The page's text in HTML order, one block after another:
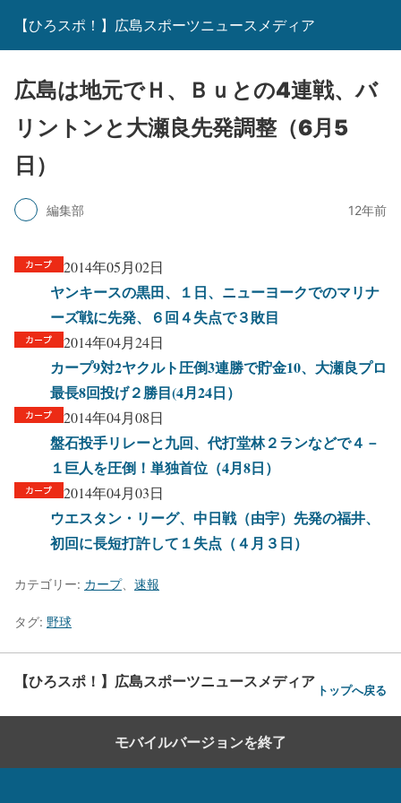
【ひろスポ！】広島スポーツニュースメディア
広島は地元でＨ、Ｂｕとの4連戦、バ
リントンと大瀬良先発調整（6月5
日）
編集部 12年前
2014年05月02日
ヤンキースの黒田、１日、ニューヨークでのマリナ
ーズ戦に先発、６回４失点で３敗目
2014年04月24日
カープ9対2ヤクルト圧倒3連勝で貯金10、大瀬良プロ
最長8回投げ２勝目(4月24日）
2014年04月08日
盤石投手リレーと九回、代打堂林２ランなどで４－
１巨人を圧倒！単独首位（4月8日）
2014年04月03日
ウエスタン・リーグ、中日戦（由宇）先発の福井、
初回に長短打許して１失点（４月３日）
カテゴリー: カープ、 速報
タグ: 野球
【ひろスポ！】広島スポーツニュースメディア トップへ戻る
モバイルバージョンを終了